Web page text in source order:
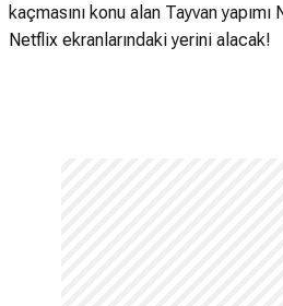
kaçmasını konu alan Tayvan
Netflix ekranlarındaki yerini alacak!